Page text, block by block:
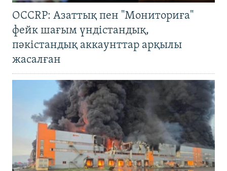
OCCRP: Азаттық пен "Мониториға"
фейк шағым үндістандық,
пәкістандық аккаунттар арқылы
жасалған